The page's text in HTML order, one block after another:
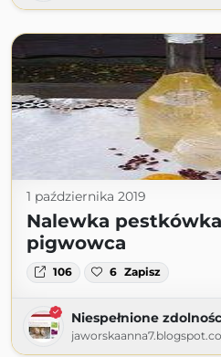
1 października 2019
Nalewka
pigwowca
106 6 Zapisz
Niespełnione